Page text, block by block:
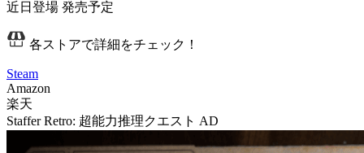
近日登場 発売予定
各ストアで詳細をチェック！
Steam
Amazon
楽天
Staffer Retro: 超能力推理クエスト AD